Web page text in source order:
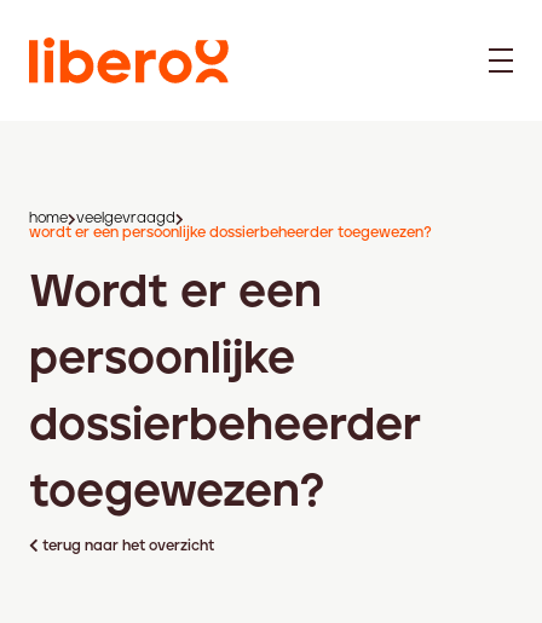
home veelgevraagd
wordt er een persoonlijke dossierbeheerder toegewezen?
Wordt er een
persoonlijke
dossierbeheerder
toegewezen?
terug naar het overzicht